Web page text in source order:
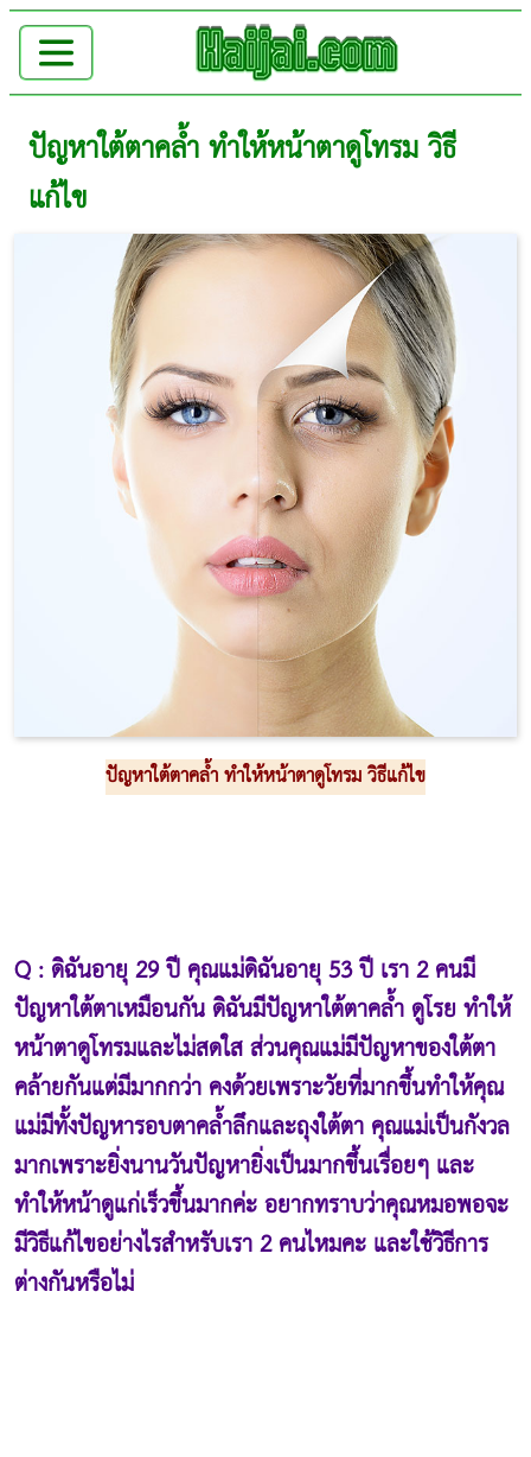
ปัญหาใต้ตาคล้ำ ทำให้หน้าตาดูโทรม วิธี
แก้ไข
ปัญหาใต้ตาคล้ำ ทำให้หน้าตาดูโทรม วิธีแก้ไข
Q : ดิฉันอายุ 29 ปี คุณแม่ดิฉันอายุ 53 ปี เรา 2 คนมี
ปัญหาใต้ตาเหมือนกัน ดิฉันมีปัญหาใต้ตาคล้ำ ดูโรย ทำให้
หน้าตาดูโทรมและไม่สดใส ส่วนคุณแม่มีปัญหาของใต้ตา
คล้ายกันแต่มีมากกว่า คงด้วยเพราะวัยที่มากขึ้นทำให้คุณ
แม่มีทั้งปัญหารอบตาคล้ำลึกและถุงใต้ตา คุณแม่เป็นกังวล
มากเพราะยิ่งนานวันปัญหายิ่งเป็นมากขึ้นเรื่อยๆ และ
ทำให้หน้าดูแก่เร็วขึ้นมากค่ะ อยากทราบว่าคุณหมอพอจะ
มีวิธีแก้ไขอย่างไรสำหรับเรา 2 คนไหมคะ และใช้วิธีการ
ต่างกันหรือไม่